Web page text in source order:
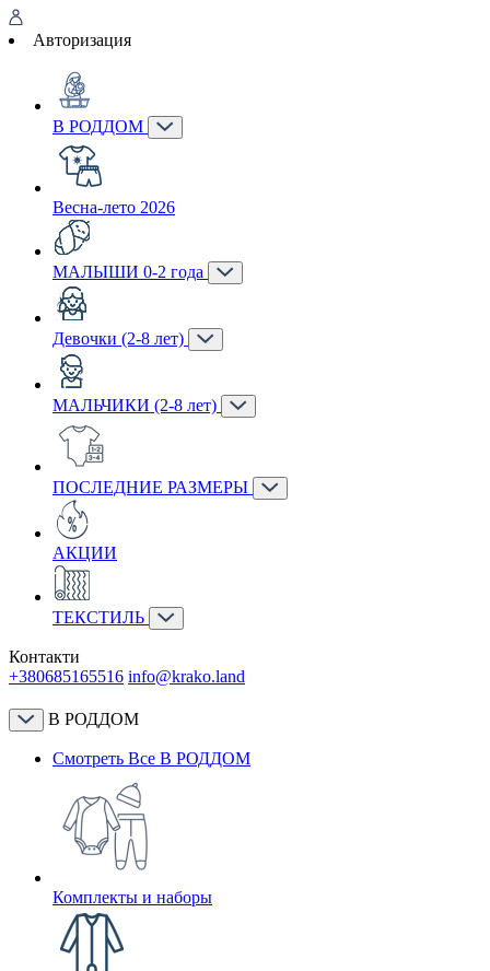
Авторизация
В РОДДОМ
Весна-лето 2026
МАЛЫШИ 0-2 года
Девочки (2-8 лет)
МАЛЬЧИКИ (2-8 лет)
ПОСЛЕДНИЕ РАЗМЕРЫ
АКЦИИ
ТЕКСТИЛЬ
Контакти
+380685165516 info@krako.land
В РОДДОМ
Смотреть Все В РОДДОМ
Комплекты и наборы